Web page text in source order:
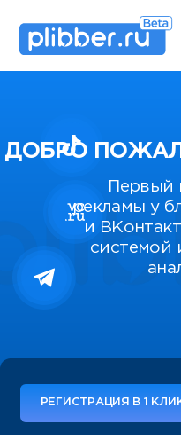
ДОБРО
Первый
рекламы у
и
системой
РЕГИСТРАЦИЯ В 1